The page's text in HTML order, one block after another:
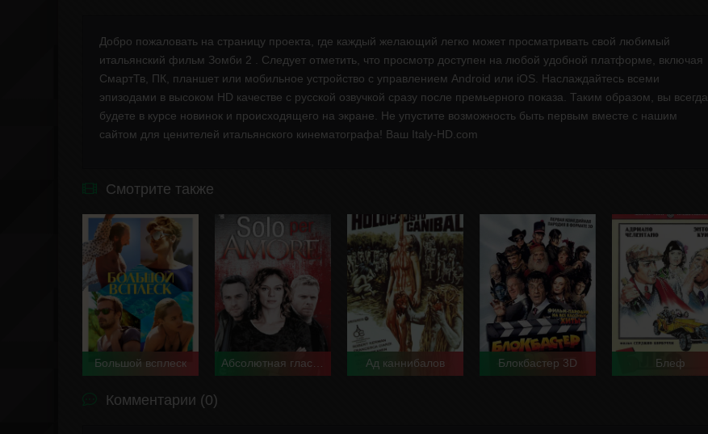
Добро пожаловать на страницу проекта, где каждый желающий легко может просматривать свой любимый
итальянский фильм Зомби 2 . Следует отметить, что просмотр доступен на любой удобной платформе, включая
СмартТв, ПК, планшет или мобильное устройство с управлением Android или iOS. Наслаждайтесь всеми
эпизодами в высоком HD качестве с русской озвучкой сразу после премьерного показа. Таким образом, вы всегда
будете в курсе новинок и происходящего на экране. Не упустите возможность быть первым вместе с нашим
сайтом для ценителей итальянского кинематографа! Ваш Italy-HD.com
Смотрите также
Большой всплеск Ад каннибалов Блокбастер 3D Блеф
Комментарии (0)